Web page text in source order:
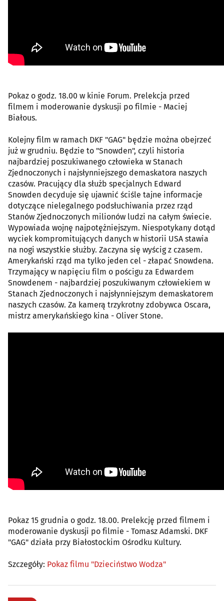
Pokaz o godz. 18.00 w kinie Forum. Prelekcja przed
filmem i moderowanie dyskusji po filmie - Maciej
Białous.
Kolejny film w ramach DKF "GAG" będzie można obejrzeć
już w grudniu. Będzie to "Snowden", czyli historia
najbardziej poszukiwanego człowieka w Stanach
Zjednoczonych i najsłynniejszego demaskatora naszych
czasów. Pracujący dla służb specjalnych Edward
Snowden decyduje się ujawnić ściśle tajne informacje
dotyczące nielegalnego podsłuchiwania przez rząd
Stanów Zjednoczonych milionów ludzi na całym świecie.
Wypowiada wojnę najpotężniejszym. Niespotykany dotąd
wyciek kompromitujących danych w historii USA stawia
na nogi wszystkie służby. Zaczyna się wyścig z czasem.
Amerykański rząd ma tylko jeden cel - złapać Snowdena.
Trzymający w napięciu film o pościgu za Edwardem
Snowdenem - najbardziej poszukiwanym człowiekiem w
Stanach Zjednoczonych i najsłynniejszym demaskatorem
naszych czasów. Za kamerą trzykrotny zdobywca Oscara,
mistrz amerykańskiego kina - Oliver Stone.
Pokaz 15 grudnia o godz. 18.00. Prelekcję przed filmem i
moderowanie dyskusji po filmie - Tomasz Adamski. DKF
"GAG" działa przy Białostockim Ośrodku Kultury.
Szczegóły: Pokaz filmu "Dzieciństwo Wodza"